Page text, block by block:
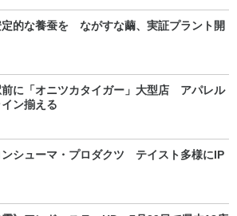
定的な養蚕を ながすな繭、実証プラント開
前に「オニツカタイガー」大型店 アパレル
ン揃える
ンシューマ・プロダクツ テイスト多様にIP